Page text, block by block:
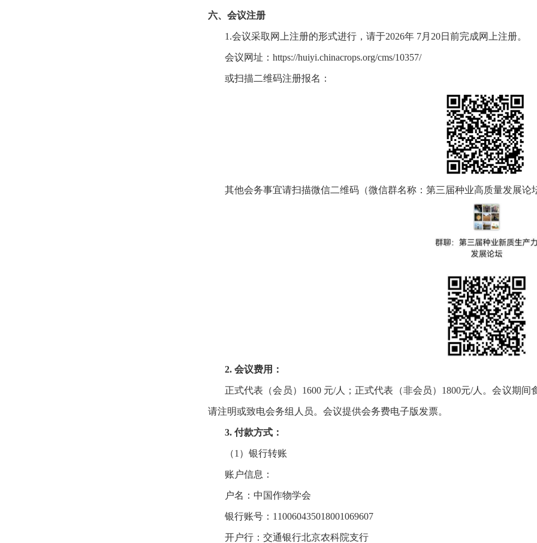
六、会议注册
1.会议采取网上注册的形式进行，请于2026年 7月20日前完成网上注册。
会议网址：https://huiyi.chinacrops.org/cms/10357/
或扫描二维码注册报名：
其他会务事宜请扫描微信二维码（微信群名称：第三届种业高质量发展论
2. 会议费用：
正式代表（会员）1600 元/人；正式代表（非会员）1800元/人。会议期
请注明或致电会务组人员。会议提供会务费电子版发票。
3. 付款方式：
（1）银行转账
账户信息：
户名：中国作物学会
银行账号：110060435018001069607
开户行：交通银行北京农科院支行